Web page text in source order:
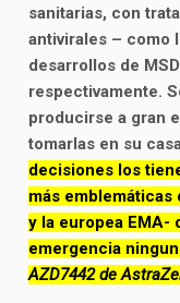
sanitarias, con
antivirales – como
desarrollos de
respectivamente.
producirse a gran
tomarlas en su
decisiones los
más emblemáticas
y la europea EMA-
emergencia
AZD7442 de